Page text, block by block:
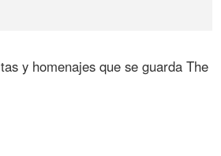
y homenajes que se guarda The